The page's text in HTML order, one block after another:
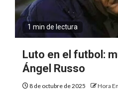
1 min de lectura
Luto en el futbol:
Ángel Russo
8 de octubre de 2025 Hora